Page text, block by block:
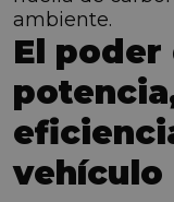
ambiente.
El
vehículo